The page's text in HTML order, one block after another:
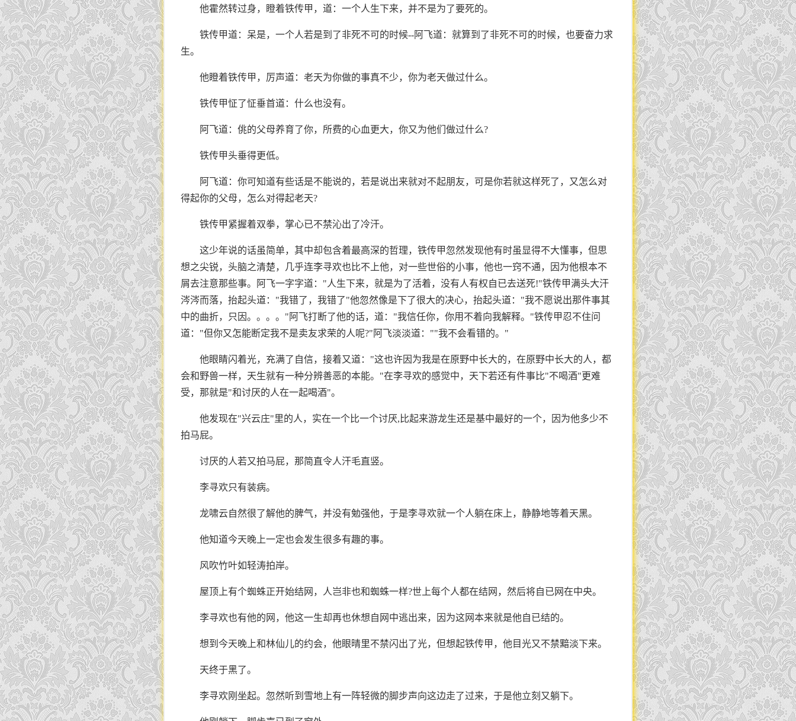
他霍然转过身，瞪着铁传甲，道：一个人生下来，并不是为了要死的。
铁传甲道：呆是，一个人若是到了非死不可的时候--阿飞道：就算到了非死不可的时候，也要奋力求
生。
他瞪着铁传甲，厉声道：老天为你做的事真不少，你为老天做过什么。
铁传甲怔了怔垂首道：什么也没有。
阿飞道：佻的父母养育了你，所费的心血更大，你又为他们做过什么?
铁传甲头垂得更低。
阿飞道：你可知道有些话是不能说的，若是说出来就对不起朋友，可是你若就这样死了，又怎么对
得起你的父母，怎么对得起老天?
铁传甲紧握着双拳，掌心已不禁沁出了冷汗。
这少年说的话虽简单，其中却包含着最高深的哲理，铁传甲忽然发现他有时虽显得不大懂事，但思
想之尖锐，头脑之清楚，几乎连李寻欢也比不上他，对一些世俗的小事，他也一窍不通，因为他根本不
屑去注意那些事。阿飞一字字道："人生下来，就是为了活着，没有人有权自已去送死!"铁传甲满头大汗
涔涔而落，抬起头道："我错了，我错了"他忽然像是下了很大的决心，抬起头道："我不愿说出那件事其
中的曲折，只因。。。。"阿飞打断了他的话，道："我信任你，你用不着向我解释。"铁传甲忍不住问
道："但你又怎能断定我不是卖友求荣的人呢?"阿飞淡淡道：""我不会看错的。"
他眼睛闪着光，充满了自信，接着又道："这也许因为我是在原野中长大的，在原野中长大的人，都
会和野兽一样，天生就有一种分辨善恶的本能。"在李寻欢的感觉中，天下若还有件事比"不喝酒"更难
受，那就是"和讨厌的人在一起喝酒"。
他发现在"兴云庄"里的人，实在一个比一个讨厌,比起来游龙生还是基中最好的一个，因为他多少不
拍马屁。
讨厌的人若又拍马屁，那简直令人汗毛直竖。
李寻欢只有装病。
龙啸云自然很了解他的脾气，并没有勉强他，于是李寻欢就一个人躺在床上，静静地等着天黑。
他知道今天晚上一定也会发生很多有趣的事。
风吹竹叶如轻涛拍岸。
屋顶上有个蜘蛛正开始结网，人岂非也和蜘蛛一样?世上每个人都在结网，然后将自已网在中央。
李寻欢也有他的网，他这一生却再也休想自网中逃出来，因为这网本来就是他自已结的。
想到今天晚上和林仙儿的约会，他眼晴里不禁闪出了光，但想起铁传甲，他目光又不禁黯淡下来。
天终于黑了。
李寻欢刚坐起。忽然听到雪地上有一阵轻微的脚步声向这边走了过来，于是他立刻又躺下。